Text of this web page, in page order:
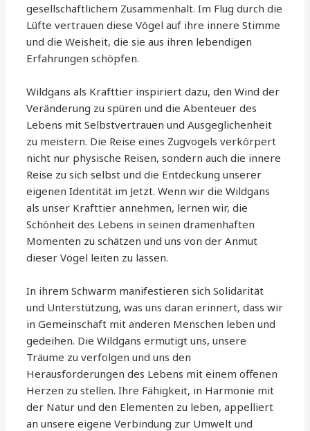
gesellschaftlichem Zusammenhalt. Im Flug durch die
Lüfte vertrauen diese Vögel auf ihre innere Stimme
und die Weisheit, die sie aus ihren lebendigen
Erfahrungen schöpfen.
Wildgans als Krafttier inspiriert dazu, den Wind der
Veränderung zu spüren und die Abenteuer des
Lebens mit Selbstvertrauen und Ausgeglichenheit
zu meistern. Die Reise eines Zugvogels verkörpert
nicht nur physische Reisen, sondern auch die innere
Reise zu sich selbst und die Entdeckung unserer
eigenen Identität im Jetzt. Wenn wir die Wildgans
als unser Krafttier annehmen, lernen wir, die
Schönheit des Lebens in seinen dramenhaften
Momenten zu schätzen und uns von der Anmut
dieser Vögel leiten zu lassen.
In ihrem Schwarm manifestieren sich Solidarität
und Unterstützung, was uns daran erinnert, dass wir
in Gemeinschaft mit anderen Menschen leben und
gedeihen. Die Wildgans ermutigt uns, unsere
Träume zu verfolgen und uns den
Herausforderungen des Lebens mit einem offenen
Herzen zu stellen. Ihre Fähigkeit, in Harmonie mit
der Natur und den Elementen zu leben, appelliert
an unsere eigene Verbindung zur Umwelt und